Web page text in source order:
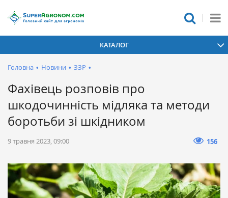
КАТАЛОГ
Головна • Новини • ЗЗР •
Фахівець розповів про
шкодочинність мідляка та методи
боротьби зі шкідником
9 травня 2023, 09:00 156